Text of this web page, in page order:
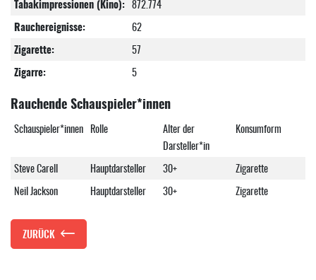
Tabakimpressionen (Kino): 872.774
Rauchereignisse:
62
Zigarette:
57
Zigarre:
5
Rauchende Schauspieler*innen
Schauspieler*innen Rolle
Alter der
Darsteller*in
Konsumform
Steve Carell Hauptdarsteller 30+
Zigarette
Neil Jackson
Hauptdarsteller 30+ Zigarette
ZURÜCK